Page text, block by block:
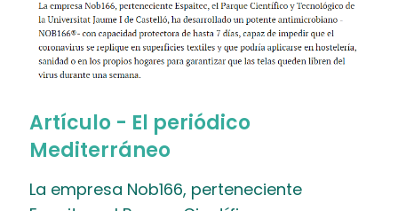
Artículo - El periódico
Mediterráneo
La empresa Nob166, perteneciente